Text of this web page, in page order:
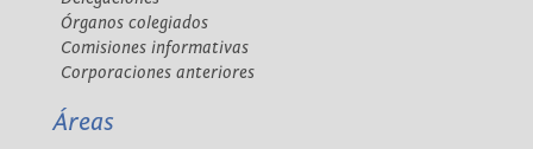
Órganos colegiados
Comisiones informativas
Corporaciones anteriores
Áreas